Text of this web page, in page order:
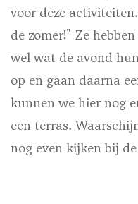
voor deze
de zomer!" Ze
wel wat de avond
op en gaan daarna
kunnen we hier nog
een terras.
nog even kijken bij